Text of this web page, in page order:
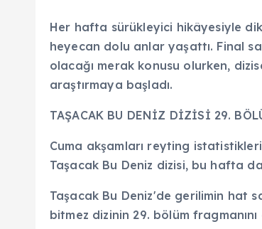
Her hafta sürükleyici hikâyesiyle
heyecan dolu anlar yaşattı. Final
olacağı merak konusu olurken,
araştırmaya başladı.
TAŞACAK BU DENİZ DİZİSİ 29.
Cuma akşamları reyting
Taşacak Bu Deniz dizisi, bu hafta
Taşacak Bu Deniz'de gerilimin hat
bitmez dizinin 29. bölüm